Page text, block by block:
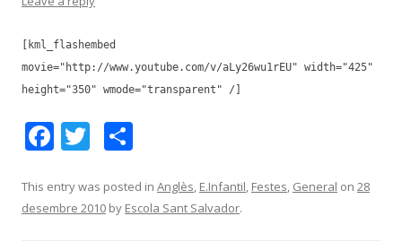
[kml_flashembed
movie="http://www.youtube.com/v/aLy26wu1rEU" width="425"
height="350" wmode="transparent" /]
F
e
b
T
itt
er
m
p
This entry was posted in Anglès, E.Infantil, Festes, General on 28
desembre 2010 by Escola Sant Salvador.